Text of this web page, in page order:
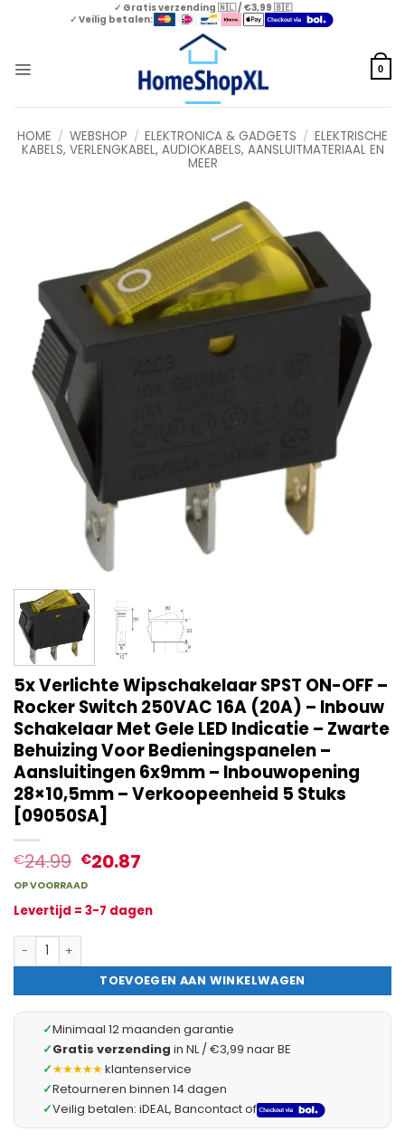
✓ Gratis verzending 🇳🇱 / €3,99 🇧🇪
✓ Veilig betalen:
0
HOME / WEBSHOP / ELEKTRONICA & GADGETS / ELEKTRISCHE
KABELS, VERLENGKABEL, AUDIOKABELS, AANSLUITMATERIAAL EN
MEER
5x Verlichte Wipschakelaar SPST ON-OFF –
Rocker Switch 250VAC 16A (20A) – Inbouw
Schakelaar Met Gele LED Indicatie – Zwarte
Behuizing Voor Bedieningspanelen –
Aansluitingen 6x9mm – Inbouwopening
28×10,5mm – Verkoopeenheid 5 Stuks
[09050SA]
€24.99 €20.87
OP VOORRAAD
Levertijd = 3-7 dagen
5x Verlichte Wipschakelaar SPST ON-OFF - Rocker Switch
TOEVOEGEN AAN WINKELWAGEN
✓Minimaal 12 maanden garantie
✓Gratis verzending in NL / €3,99 naar BE
✓★★★★★klantenservice
✓Retourneren binnen 14 dagen
✓Veilig betalen: iDEAL, Bancontact of